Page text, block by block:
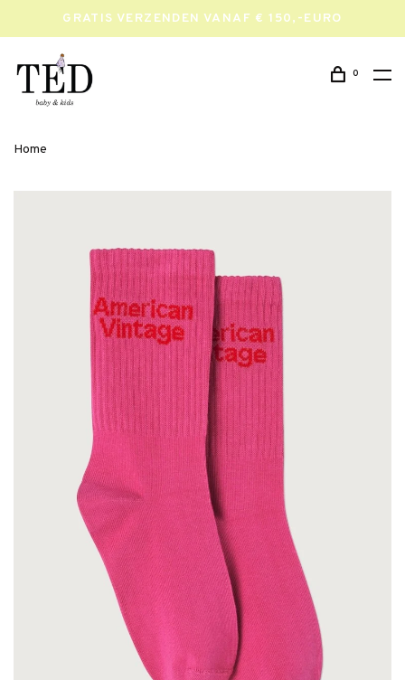
GRATIS VERZENDEN VANAF € 150,-EURO
0
Home